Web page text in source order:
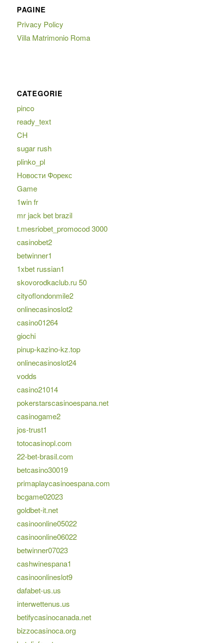
PAGINE
Privacy Policy
Villa Matrimonio Roma
CATEGORIE
pinco
ready_text
CH
sugar rush
plinko_pl
Новости Форекс
Game
1win fr
mr jack bet brazil
t.mesriobet_promocod 3000
casinobet2
betwinner1
1xbet russian1
skovorodkaclub.ru 50
cityoflondonmile2
onlinecasinoslot2
casino01264
giochi
pinup-kazino-kz.top
onlinecasinoslot24
vodds
casino21014
pokerstarscasinoespana.net
casinogame2
jos-trust1
totocasinopl.com
22-bet-brasil.com
betcasino30019
primaplaycasinoespana.com
bcgame02023
goldbet-it.net
casinoonline05022
casinoonline06022
betwinner07023
cashwinespana1
casinoonlineslot9
dafabet-us.us
interwettenus.us
betifycasinocanada.net
bizzocasinoca.org